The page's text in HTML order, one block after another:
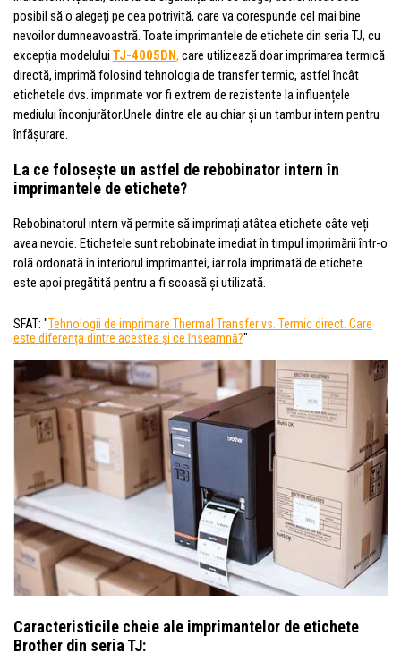
posibil să o alegeți pe cea potrivită, care va corespunde cel mai bine
nevoilor dumneavoastră. Toate imprimantele de etichete din seria TJ, cu
excepția modelului TJ-4005DN, care utilizează doar imprimarea termică
directă, imprimă folosind tehnologia de transfer termic, astfel încât
etichetele dvs. imprimate vor fi extrem de rezistente la influențele
mediului înconjurător.Unele dintre ele au chiar și un tambur intern pentru
înfășurare.
La ce folosește un astfel de rebobinator intern în
imprimantele de etichete?
Rebobinatorul intern vă permite să imprimați atâtea etichete câte veți
avea nevoie. Etichetele sunt rebobinate imediat în timpul imprimării într-o
rolă ordonată în interiorul imprimantei, iar rola imprimată de etichete
este apoi pregătită pentru a fi scoasă și utilizată.
SFAT: "Tehnologii de imprimare Thermal Transfer vs. Termic direct. Care
este diferența dintre acestea și ce înseamnă?"
Caracteristicile cheie ale imprimantelor de etichete
Brother din seria TJ: